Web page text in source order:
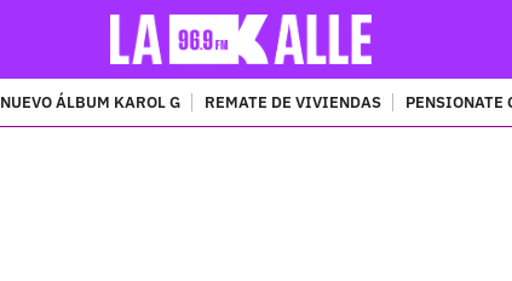
NUEVO ÁLBUM KAROL G REMATE DE VIVIENDAS PENSIONATE